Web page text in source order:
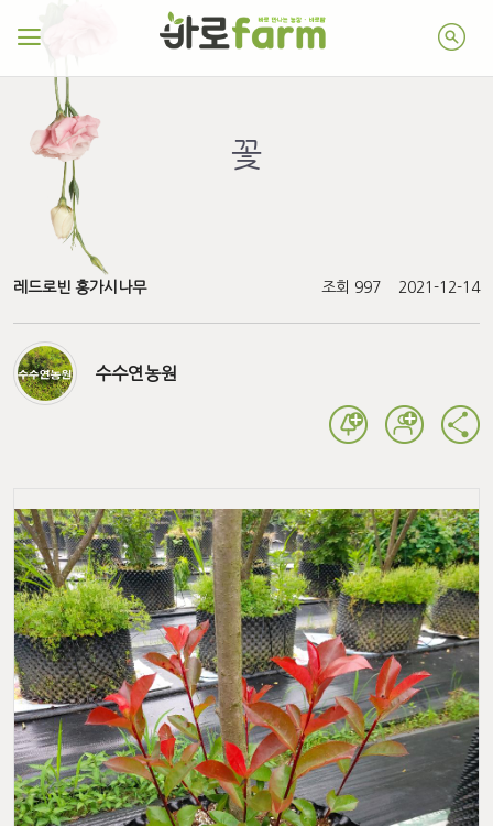
꽃
레드로빈 홍가시나무 조회 997 2021-12-14
수수연농원